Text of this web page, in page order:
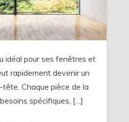
comment
choisir
matériau
pour
chaque
pièce
idéal pour ses fenêtres et
rapidement devenir un
Chaque pièce de la
spécifiques, […]